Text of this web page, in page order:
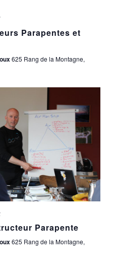
Parapentes et
625 Rang de la Montagne,
Parapente
625 Rang de la Montagne,